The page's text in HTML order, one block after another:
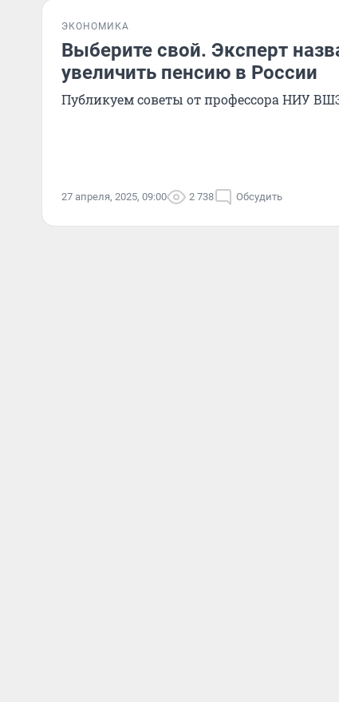
ЭКОНОМИКА
Выберите свой. Эксперт
увеличить пенсию в России
Публикуем советы от профессора НИУ
27 апреля, 2025, 09:00 2 738 Обсудить